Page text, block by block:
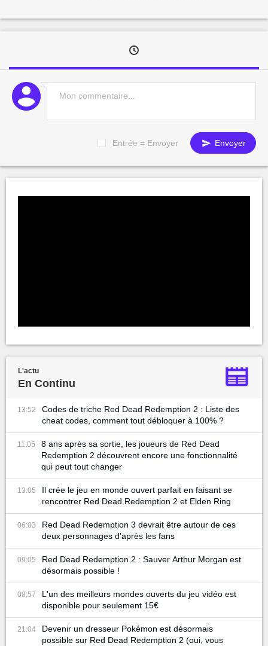
Entrée = Envoyer Envoyer
L'actu
En Continu
13:52
Codes de triche Red Dead Redemption 2 : Liste des
cheat codes, comment tout débloquer à 100% ?
11:05
8 ans après sa sortie, les joueurs de Red Dead
Redemption 2 découvrent encore une fonctionnalité
qui peut tout changer
13:05
Il crée le jeu en monde ouvert parfait en faisant se
rencontrer Red Dead Redemption 2 et Elden Ring
06:03
Red Dead Redemption 3 devrait être autour de ces
deux personnages d'après les fans
09:05
Red Dead Redemption 2 : Sauver Arthur Morgan est
désormais possible !
08:57
L'un des meilleurs mondes ouverts du jeu vidéo est
disponible pour seulement 15€
21:04
Devenir un dresseur Pokémon est désormais
possible sur Red Dead Redemption 2 (oui, vous